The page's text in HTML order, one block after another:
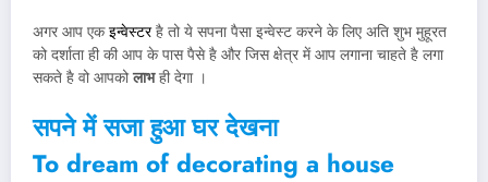
अगर आप एकइन्वेस्टरहै तो ये सपना पैसा इन्वेस्ट करने के लिए अति शुभ मुहूरत
को दर्शाता ही की आप के पास पैसे है और जिस क्षेत्र में आप लगाना चाहते है लगा
सकते है वो आपकोलाभही देगा ।
सपने में सजा हुआ घर देखना
To dream of decorating a house